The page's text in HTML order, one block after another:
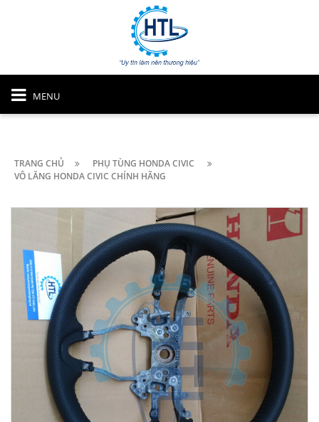
MENU
TRANG CHỦ
PHỤ TÙNG HONDA CIVIC
VÔ LĂNG HONDA CIVIC CHÍNH HÃNG